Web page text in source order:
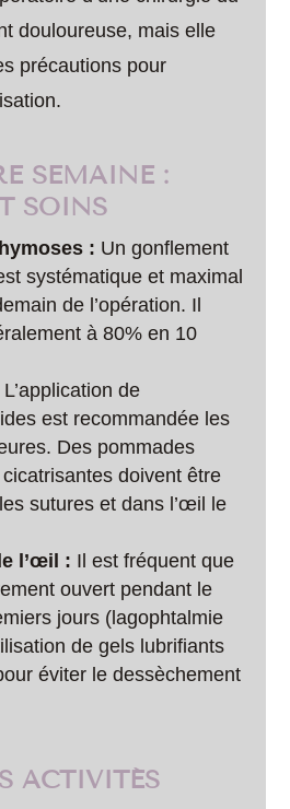
douloureuse, mais elle
précautions pour
SEMAINE :
SOINS
: Un gonflement
systématique et maximal
de l’opération. Il
à 80% en 10
L’application de
est recommandée les
Des pommades
doivent être
sutures et dans l’œil le
l’œil : Il est fréquent que
ouvert pendant le
jours (lagophtalmie
de gels lubrifiants
éviter le dessèchement
ACTIVITÉS